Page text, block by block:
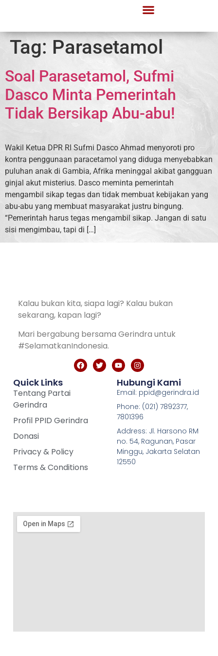
Tag: Parasetamol
Soal Parasetamol, Sufmi
Dasco Minta Pemerintah
Tidak Bersikap Abu-abu!
Wakil Ketua DPR RI Sufmi Dasco Ahmad menyoroti pro
kontra penggunaan paracetamol yang diduga menyebabkan
puluhan anak di Gambia, Afrika meninggal akibat gangguan
ginjal akut misterius. Dasco meminta pemerintah
mengambil sikap tegas dan tidak membuat kebijakan yang
abu-abu yang membuat masyarakat justru bingung.
“Pemerintah harus tegas mengambil sikap. Jangan di satu
sisi mengimbau, tapi di […]
Kalau bukan kita, siapa lagi? Kalau bukan
sekarang, kapan lagi?
Mari bergabung bersama Gerindra untuk
#SelamatkanIndonesia.
Quick Links
Tentang Partai
Gerindra
Profil PPID Gerindra
Donasi
Privacy & Policy
Terms & Conditions
Hubungi Kami
Email: ppid@gerindra.id
Phone: (021) 7892377,
7801396
Address: Jl. Harsono RM
no. 54, Ragunan, Pasar
Minggu, Jakarta Selatan
12550